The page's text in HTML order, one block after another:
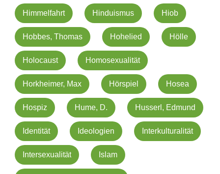
Himmelfahrt Hinduismus Hiob
Hobbes, Thomas Hohelied Hölle
Holocaust Homosexualität
Horkheimer, Max Hörspiel Hosea
Hospiz Hume, D. Husserl, Edmund
Identität Ideologien Interkulturalität
Intersexualität Islam